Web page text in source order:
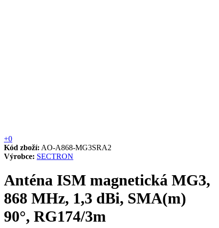
+0
Kód zboží: AO-A868-MG3SRA2
Výrobce: SECTRON
Anténa ISM magnetická MG3,
868 MHz, 1,3 dBi, SMA(m)
90°, RG174/3m